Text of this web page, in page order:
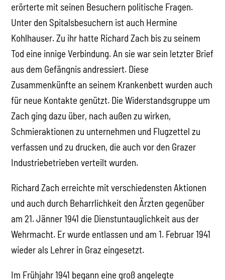
erörterte mit seinen Besuchern politische Fragen.
Unter den Spitalsbesuchern ist auch Hermine
Kohlhauser. Zu ihr hatte Richard Zach bis zu seinem
Tod eine innige Verbindung. An sie war sein letzter Brief
aus dem Gefängnis andressiert. Diese
Zusammenkünfte an seinem Krankenbett wurden auch
für neue Kontakte genützt. Die Widerstandsgruppe um
Zach ging dazu über, nach außen zu wirken,
Schmieraktionen zu unternehmen und Flugzettel zu
verfassen und zu drucken, die auch vor den Grazer
Industriebetrieben verteilt wurden.
Richard Zach erreichte mit verschiedensten Aktionen
und auch durch Beharrlichkeit den Ärzten gegenüber
am 21. Jänner 1941 die Dienstuntauglichkeit aus der
Wehrmacht. Er wurde entlassen und am 1. Februar 1941
wieder als Lehrer in Graz eingesetzt.
Im Frühjahr 1941 begann eine groß angelegte